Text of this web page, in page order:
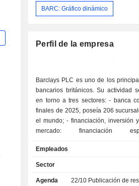
BARC: Gráfico dinámico
Perfil de la empresa
Barclays PLC es uno de los
bancarios británicos. Su actividad
en torno a tres sectores: - banca comercial: a
finales de 2025, poseía 206
el mundo; - financiación, inversión y banca de
mercado: financiación
carteras, transacciones en los
valores, intereses, divisas y
fusiones y adquisiciones, capital de
Empleados
Sector
Agenda 22/10 Publicación de